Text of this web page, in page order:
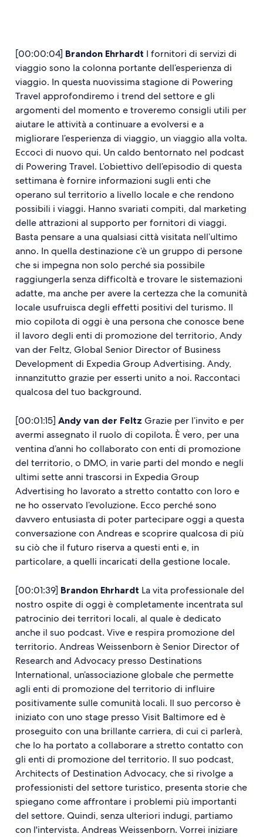
[00:00:04] Brandon Ehrhardt I fornitori di servizi di
viaggio sono la colonna portante dell’esperienza di
viaggio. In questa nuovissima stagione di Powering
Travel approfondiremo i trend del settore e gli
argomenti del momento e troveremo consigli utili per
aiutare le attività a continuare a evolversi e a
migliorare l’esperienza di viaggio, un viaggio alla volta.
Eccoci di nuovo qui. Un caldo bentornato nel podcast
di Powering Travel. L’obiettivo dell’episodio di questa
settimana è fornire informazioni sugli enti che
operano sul territorio a livello locale e che rendono
possibili i viaggi. Hanno svariati compiti, dal marketing
delle attrazioni al supporto per fornitori di viaggi.
Basta pensare a una qualsiasi città visitata nell’ultimo
anno. In quella destinazione c’è un gruppo di persone
che si impegna non solo perché sia possibile
raggiungerla senza difficoltà e trovare le sistemazioni
adatte, ma anche per avere la certezza che la comunità
locale usufruisca degli effetti positivi del turismo. Il
mio copilota di oggi è una persona che conosce bene
il lavoro degli enti di promozione del territorio, Andy
van der Feltz, Global Senior Director of Business
Development di Expedia Group Advertising. Andy,
innanzitutto grazie per esserti unito a noi. Raccontaci
qualcosa del tuo background.
[00:01:15] Andy van der Feltz Grazie per l’invito e per
avermi assegnato il ruolo di copilota. È vero, per una
ventina d’anni ho collaborato con enti di promozione
del territorio, o DMO, in varie parti del mondo e negli
ultimi sette anni trascorsi in Expedia Group
Advertising ho lavorato a stretto contatto con loro e
ne ho osservato l’evoluzione. Ecco perché sono
davvero entusiasta di poter partecipare oggi a questa
conversazione con Andreas e scoprire qualcosa di più
su ciò che il futuro riserva a questi enti e, in
particolare, a quelli incaricati della gestione locale.
[00:01:39] Brandon Ehrhardt La vita professionale del
nostro ospite di oggi è completamente incentrata sul
patrocinio dei territori locali, al quale è dedicato
anche il suo podcast. Vive e respira promozione del
territorio. Andreas Weissenborn è Senior Director of
Research and Advocacy presso Destinations
International, un’associazione globale che permette
agli enti di promozione del territorio di influire
positivamente sulle comunità locali. Il suo percorso è
iniziato con uno stage presso Visit Baltimore ed è
proseguito con una brillante carriera, di cui ci parlerà,
che lo ha portato a collaborare a stretto contatto con
gli enti di promozione del territorio. Il suo podcast,
Architects of Destination Advocacy, che si rivolge a
professionisti del settore turistico, presenta storie che
spiegano come affrontare i problemi più importanti
del settore. Quindi, senza ulteriori indugi, partiamo
con l'intervista. Andreas Weissenborn. Vorrei iniziare